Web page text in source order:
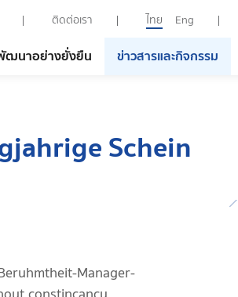
ติดต่อเรา ไทย Eng
ฒนาอย่างยั่งยืน ข่าวสารและกิจกรรม
Schein
Manager-